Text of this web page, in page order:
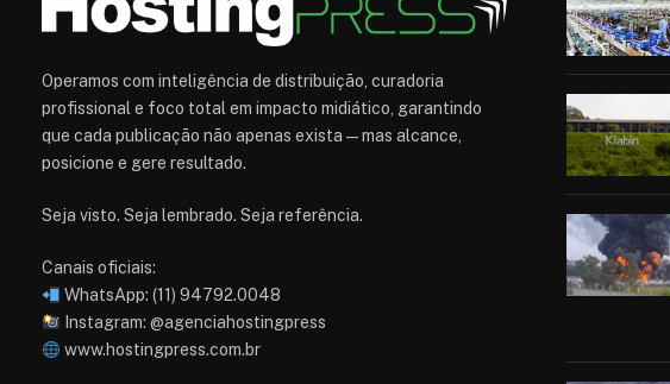
Operamos com inteligência de distribuição, curadoria
profissional e foco total em impacto midiático, garantindo
que cada publicação não apenas exista — mas alcance,
posicione e gere resultado.
Seja visto. Seja lembrado. Seja referência.
Canais oficiais:
WhatsApp: (11) 94792.0048
Instagram: @agenciahostingpress
www.hostingpress.com.br⁠